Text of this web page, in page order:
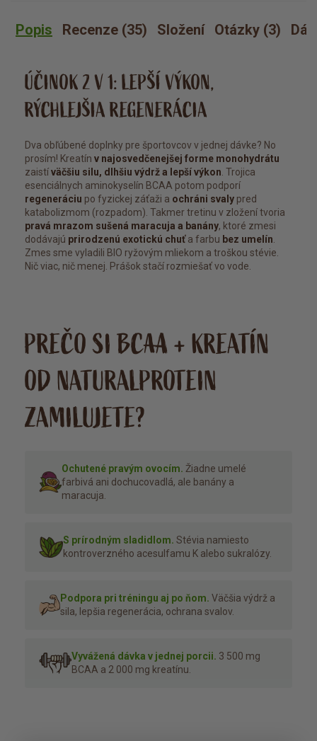
Popis Recenze (35) Složení Otázky (3)
ÚČINOK 2 V 1: LEPŠÍ VÝKON,
RÝCHLEJŠIA REGENERÁCIA
Dva obľúbené doplnky pre športovcov v jednej dávke? No
prosím! Kreatín v najosvedčenejšej forme monohydrátu
zaistíväčšiu silu, dlhšiu výdrž a lepší výkon . Trojica
esenciálnych aminokyselín BCAA potom podporí
regeneráciu po fyzickej záťaži a ochráni svaly pred
katabolizmom (rozpadom). Takmer tretinu v zložení tvoria
pravá mrazom sušená maracuja a banány, ktoré zmesi
dodávajú prirodzenú exotickú chuťa farbu bez umelín
Zmes sme vyladili BIO ryžovým mliekom a troškou stévie.
Nič viac, nič menej. Prášok stačí rozmiešať vo vode.
PREČO SI BCAA + KREATÍN
OD NATURALPROTEIN
ZAMILUJETE?
Ochutené pravým ovocím. Žiadne umelé
farbivá ani dochucovadlá, ale banány a
maracuja.
S prírodným sladidlom. Stévia namiesto
kontroverzného acesulfamu K alebo sukralózy.
Podpora pri tréningu aj po ňom. Väčšia výdrž a
sila, lepšia regenerácia, ochrana svalov.
Vyvážená dávka v jednej porcii. 3 500 mg
BCAA a 2 000 mg kreatínu.